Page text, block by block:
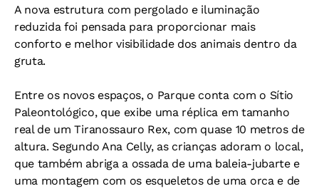
A nova estrutura com pergolado e iluminação
reduzida foi pensada para proporcionar mais
conforto e melhor visibilidade dos animais dentro da
gruta.
Entre os novos espaços, o Parque conta com o Sítio
Paleontológico, que exibe uma réplica em tamanho
real de um Tiranossauro Rex, com quase 10 metros de
altura. Segundo Ana Celly, as crianças adoram o local,
que também abriga a ossada de uma baleia-jubarte e
uma montagem com os esqueletos de uma orca e de